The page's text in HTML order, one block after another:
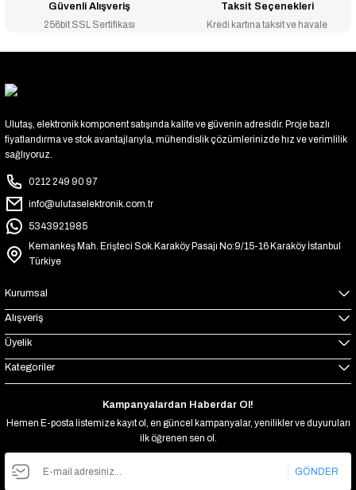
Güvenli Alışveriş
256bit SSL Sertifikası
Taksit Seçenekleri
Kredi kartına taksit ve havale
Ulutaş, elektronik komponent satışında kalite ve güvenin adresidir. Proje bazlı
fiyatlandırma ve stok avantajlarıyla, mühendislik çözümlerinizde hız ve verimlilik
sağlıyoruz.
0212 249 90 97
info@ulutaselektronik.com.tr
5343921985
Kemankeş Mah. Erişteci Sok.Karaköy Pasajı No:9/15-16 Karaköy İstanbul
Türkiye
Kurumsal
Alışveriş
Üyelik
Kategoriler
Kampanyalardan Haberdar Ol!
Hemen E-posta listemize kayıt ol, en güncel kampanyalar, yenilikler ve duyuruları
ilk öğrenen sen ol.
GÖNDER